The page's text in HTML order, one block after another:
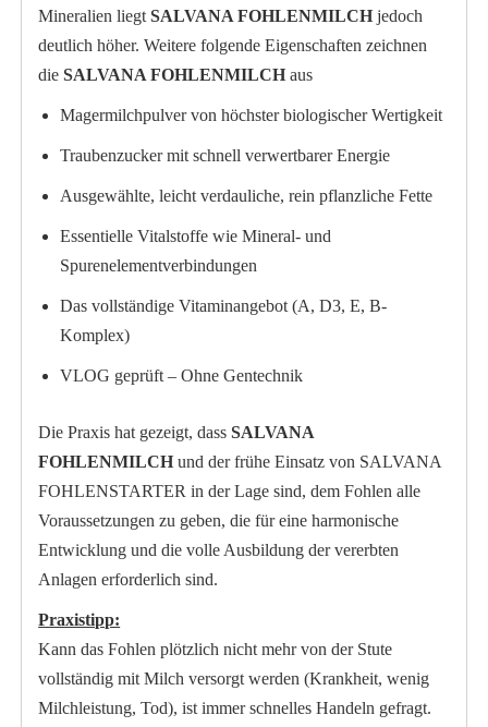
Mineralien liegtSALVANA FOHLENMILCH jedoch
deutlich höher. Weitere folgende Eigenschaften zeichnen
dieSALVANA FOHLENMILCH aus
Magermilchpulver von höchster biologischer Wertigkeit
Traubenzucker mit schnell verwertbarer Energie
Ausgewählte, leicht verdauliche, rein pflanzliche Fette
Essentielle Vitalstoffe wie Mineral- und
Spurenelementverbindungen
Das vollständige Vitaminangebot (A, D3, E, B-
Komplex)
VLOG geprüft – Ohne Gentechnik
Die Praxis hat gezeigt, dassSALVANA
FOHLENMILCH und der frühe Einsatz von SALVANA
FOHLENSTARTER in der Lage sind, dem Fohlen alle
Voraussetzungen zu geben, die für eine harmonische
Entwicklung und die volle Ausbildung der vererbten
Anlagen erforderlich sind.
Praxistipp:
Kann das Fohlen plötzlich nicht mehr von der Stute
vollständig mit Milch versorgt werden (Krankheit, wenig
Milchleistung, Tod), ist immer schnelles Handeln gefragt.